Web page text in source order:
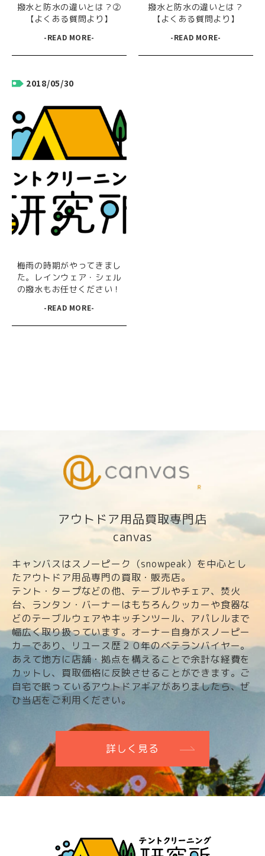
撥水と防水の違いとは？②
【よくある質問より】
-READ MORE-
撥水と防水の違いとは？
【よくある質問より】
-READ MORE-
2018/05/30
梅雨の時期がやってきまし
た。レインウェア・シェル
の撥水もお任せください！
-READ MORE-
アウトドア用品買取専門店
canvas
キャンバスはスノーピーク（snowpeak）を中心とし
たアウトドア用品専門の買取・販売店。
テント・タープなどの他、テーブルやチェア、焚火
台、ランタン・バーナーはもちろんクッカーや食器な
どのテーブルウェアやキッチンツール、アパレルまで
幅広く取り扱っています。オーナー自身がスノーピー
カーであり、リユース歴２０年のベテランバイヤー。
あえて地方に店舗・拠点を構えることで余計な経費を
カットし、買取価格に反映させることができます。ご
自宅で眠っているアウトドアギアがありましたら、ぜ
ひ当店をご利用ください。
詳しく見る